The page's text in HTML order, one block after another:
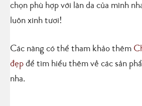
chọn phù hợp với làn da của mình
luôn xinh tươi!
Các nàng có thể tham khảo thêm
đẹp để tìm hiểu thêm về các sản
nha.